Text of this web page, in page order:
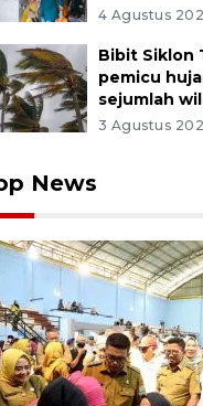
mencari kios
(17/6/2025).
menampung 1.676
rampung dikerjakan
ini. ANTARA
4 Agustus
Bibit Siklon
pemicu
sejumlah
3 Agustus
News